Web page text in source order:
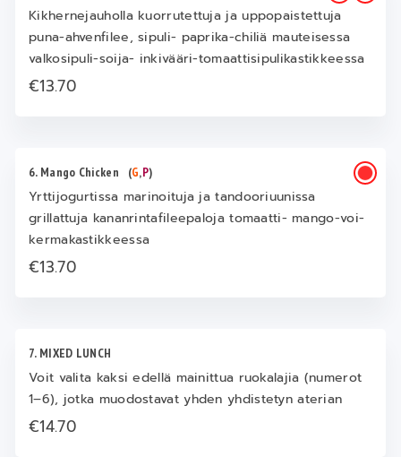
Kikhernejauholla kuorrutettuja ja uppopaistettuja
puna-ahvenfilee, sipuli- paprika-chiliä mauteisessa
valkosipuli-soija- inkivääri-tomaattisipulikastikkeessa
€13.70
6. Mango Chicken (G,P)
Yrttijogurtissa marinoituja ja tandooriuunissa
grillattuja kananrintafileepaloja tomaatti- mango-voi-
kermakastikkeessa
€13.70
7. MIXED LUNCH
Voit valita kaksi edellä mainittua ruokalajia (numerot
1–6), jotka muodostavat yhden yhdistetyn aterian
€14.70